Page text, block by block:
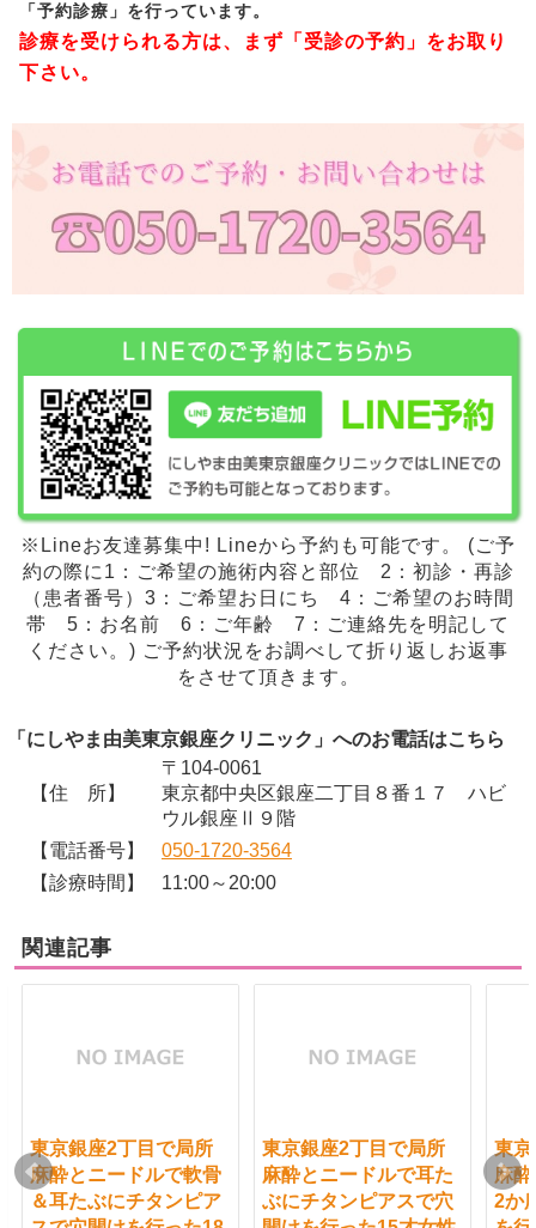
「予約診療」を行っています。
診療を受けられる方は、まず「受診の予約」をお取り
下さい。
※Lineお友達募集中! Lineから予約も可能です。 (ご予
約の際に1：ご希望の施術内容と部位 2：初診・再診
（患者番号）3：ご希望お日にち 4：ご希望のお時間
帯 5：お名前 6：ご年齢 7：ご連絡先を明記して
ください。) ご予約状況をお調べして折り返しお返事
をさせて頂きます。
「にしやま由美東京銀座クリニック」へのお電話はこちら
【住 所】
〒104-0061
東京都中央区銀座二丁目８番１７ ハビ
ウル銀座Ⅱ９階
【電話番号】
050-1720-3564
【診療時間】
11:00～20:00
関連記事
東京銀座2丁目で局所
麻酔とニードルで軟骨
＆耳たぶにチタンピア
東京銀座2丁目で局所
麻酔とニードルで耳た
ぶにチタンピアスで穴
東
麻
2か